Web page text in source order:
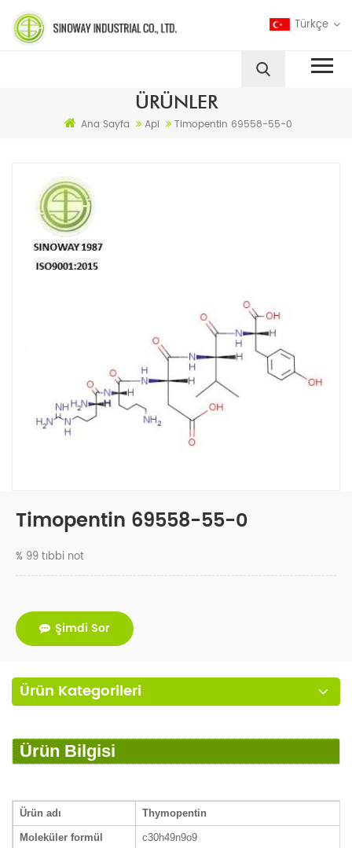
Türkçe
ÜRÜNLER
Ana Sayfa Api Timopentin 69558-55-0
Timopentin 69558-55-0
% 99 tıbbi not
Şimdi Sor
Ürün Kategorileri
Ürün Bilgisi
Ürün adı Thymopentin
Moleküler formül c30h49n9o9